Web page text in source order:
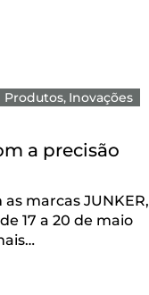
Produtos Inovações
a precisão
marcas JUNKER,
17 a 20 de maio